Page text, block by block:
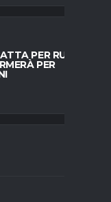
PER RUDIGER:
PER